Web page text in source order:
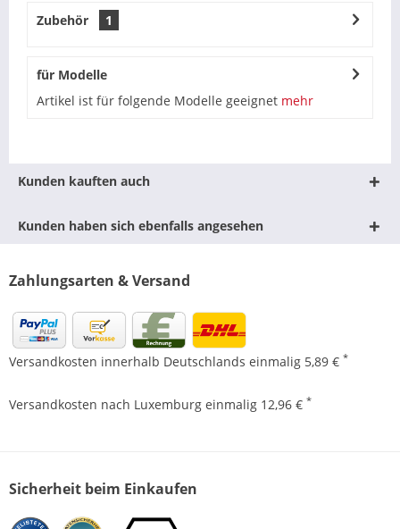
Zubehör 1
für Modelle
Artikel ist für folgende Modelle geeignet mehr
Kunden kauften auch
Kunden haben sich ebenfalls angesehen
Zahlungsarten & Versand
Versandkosten innerhalb Deutschlands einmalig 5,89 € *
Versandkosten nach Luxemburg einmalig 12,96 € *
Sicherheit beim Einkaufen